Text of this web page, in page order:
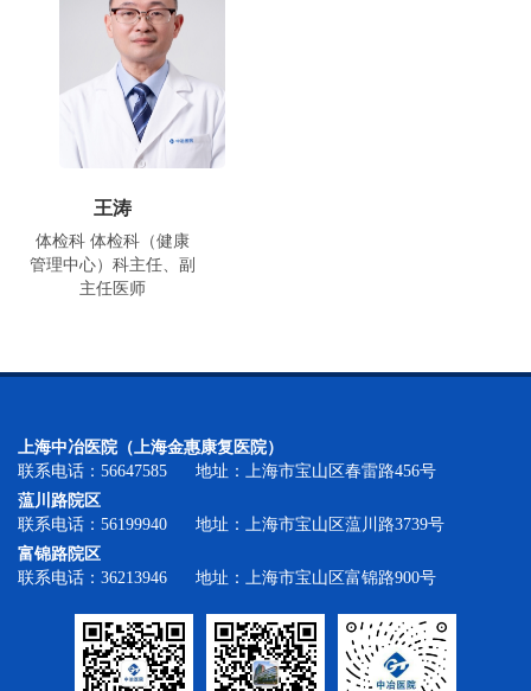
王涛
体检科 体检科（健康
管理中心）科主任、副
主任医师
上海中冶医院（上海金惠康复医院）
联系电话：56647585 地址：上海市宝山区春雷路456号
蕰川路院区
联系电话：56199940 地址：上海市宝山区蕰川路3739号
富锦路院区
联系电话：36213946 地址：上海市宝山区富锦路900号